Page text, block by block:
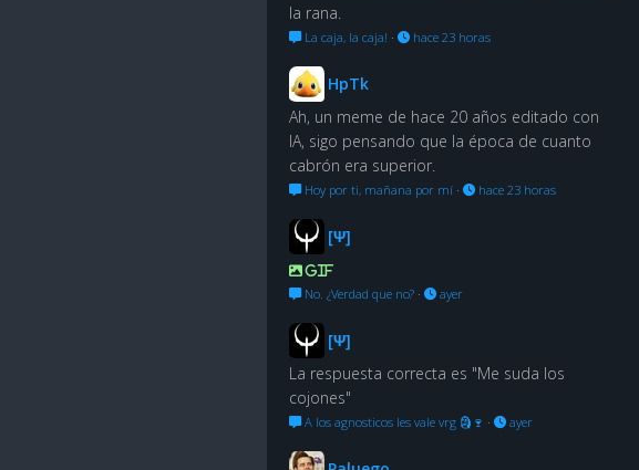
la rana.
La caja, la caja! · hace 23 horas
HpTk
Ah, un meme de hace 20 años editado con
IA, sigo pensando que la época de cuanto
cabrón era superior.
Hoy por ti, mañana por mí · hace 23 horas
[Ψ]
GIF
No. ¿Verdad que no? · ayer
[Ψ]
La respuesta correcta es "Me suda los
cojones"
A los agnosticos les vale vrg 🗿🍷 · ayer